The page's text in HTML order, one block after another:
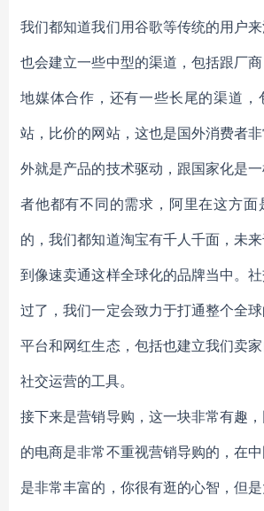
我们都知道我们用谷歌等传统的用户
也会建立一些中型的渠道，包括跟厂
地媒体合作，还有一些长尾的渠道，
站，比价的网站，这也是国外消费者
外就是产品的技术驱动，跟国家化是
者他都有不同的需求，阿里在这方面
的，我们都知道淘宝有千人千面，未
到像速卖通这样全球化的品牌当中。
过了，我们一定会致力于打通整个全
平台和网红生态，包括也建立我们卖
社交运营的工具。
接下来是营销导购，这一块非常有趣
的电商是非常不重视营销导购的，在
是非常丰富的，你很有逛的心智，但